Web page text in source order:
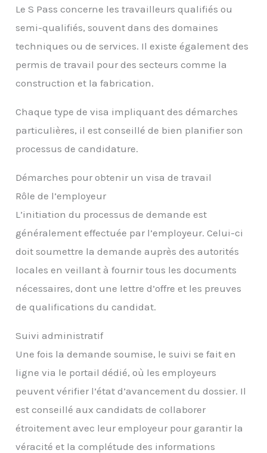
Le S Pass concerne les travailleurs qualifiés ou
semi-qualifiés, souvent dans des domaines
techniques ou de services. Il existe également des
permis de travail pour des secteurs comme la
construction et la fabrication.
Chaque type de visa impliquant des démarches
particulières, il est conseillé de bien planifier son
processus de candidature.
Démarches pour obtenir un visa de travail
Rôle de l’employeur
L’initiation du processus de demande est
généralement effectuée par l’employeur. Celui-ci
doit soumettre la demande auprès des autorités
locales en veillant à fournir tous les documents
nécessaires, dont une lettre d’offre et les preuves
de qualifications du candidat.
Suivi administratif
Une fois la demande soumise, le suivi se fait en
ligne via le portail dédié, où les employeurs
peuvent vérifier l’état d’avancement du dossier. Il
est conseillé aux candidats de collaborer
étroitement avec leur employeur pour garantir la
véracité et la complétude des informations